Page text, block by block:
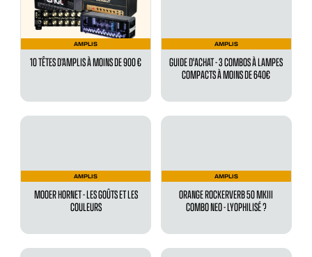
AMPLIS
10 TÊTES D’AMPLIS À MOINS DE 900 €
AMPLIS
GUIDE D'ACHAT - 3 COMBOS À LAMPES
COMPACTS À MOINS DE 640€
AMPLIS
MOOER HORNET - LES GOÛTS ET LES
COULEURS
AMPLIS
ORANGE ROCKERVERB 50 MKIII
COMBO NEO - LYOPHILISÉ ?